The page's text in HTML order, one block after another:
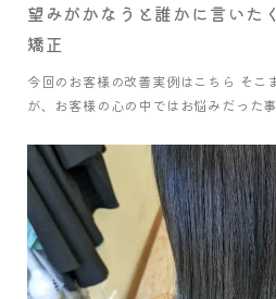
望みがかなうと誰かに言い
矯正
今回のお客様の改善実例はこちら そこ
が、お客様の心の中ではお悩みだった